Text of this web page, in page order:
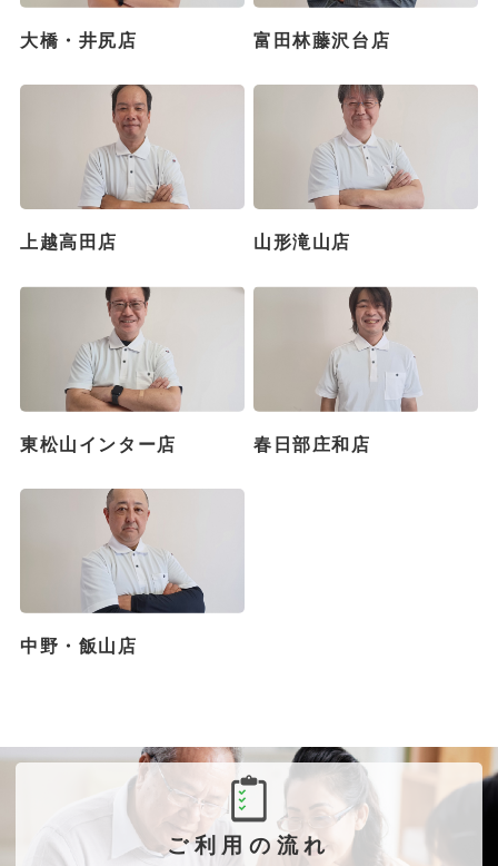
大橋・井尻店 富田林藤沢台店
上越高田店 山形滝山店
東松山インター店 春日部庄和店
中野・飯山店
ご利用の流れ